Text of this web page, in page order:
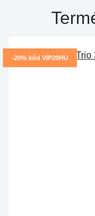
-20% kód VIP20HU